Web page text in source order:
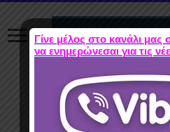
Γίνε μέλος στο κανάλι μας
να ενημερώνεσαι για τις